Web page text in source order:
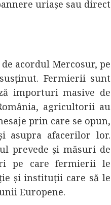
uriașe sau direct
acordul Mercosur, pe
Fermierii sunt
importuri masive de
agricultorii au
prin care se opun,
asupra afacerilor lor.
prevede și măsuri de
pe care fermierii le
și instituții care să le
Europene.